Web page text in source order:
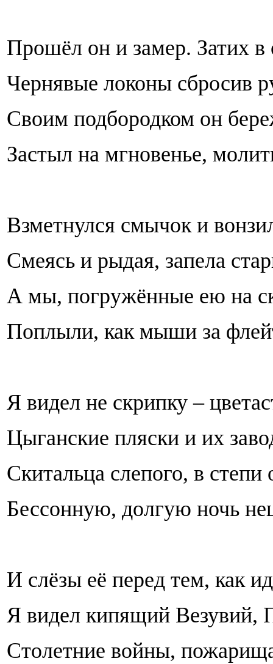
Прошёл он и замер. Затих в
Чернявые локоны сбросив
Своим подбородком он
Застыл на мгновенье,
Взметнулся смычок и
Смеясь и рыдая, запела
А мы, погружённые ею на
Поплыли, как мыши за
Я видел не скрипку –
Цыганские пляски и их
Скитальца слепого, в степи
Бессонную, долгую ночь
И слёзы её перед тем, как
Я видел кипящий Везувий,
Столетние войны,